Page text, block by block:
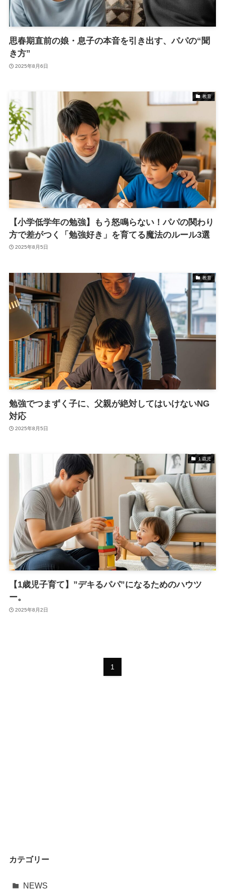
思春期直前の娘・息子の本音を引き出す、パパの“聞
き方”
2025年8月6日
教育
【小学低学年の勉強】もう怒鳴らない！パパの関わり
方で差がつく「勉強好き」を育てる魔法のルール3選
2025年8月5日
教育
勉強でつまずく子に、父親が絶対してはいけないNG
対応
2025年8月5日
１歳児
【1歳児子育て】”デキるパパ”になるためのハウツ
ー。
2025年8月2日
1
カテゴリー
NEWS